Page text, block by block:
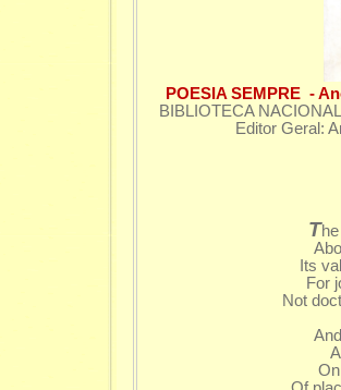
POESIA SEMPRE -
BIBLIOTECA
Editor Geral:
T
Its
For
Not